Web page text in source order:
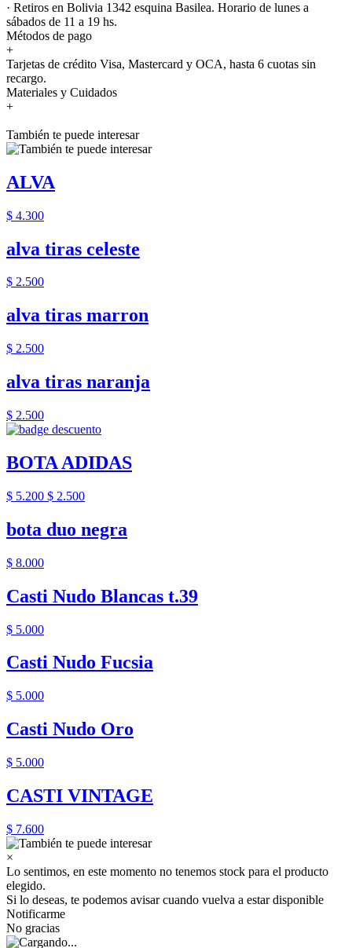
· Retiros en Bolivia 1342 esquina Basilea. Horario de lunes a
sábados de 11 a 19 hs.
Métodos de pago
+
Tarjetas de crédito Visa, Mastercard y OCA, hasta 6 cuotas sin
recargo.
Materiales y Cuidados
+
También te puede interesar
ALVA
$ 4.300
alva tiras celeste
$ 2.500
alva tiras marron
$ 2.500
alva tiras naranja
$ 2.500
BOTA ADIDAS
$ 5.200 $ 2.500
bota duo negra
$ 8.000
Casti Nudo Blancas t.39
$ 5.000
Casti Nudo Fucsia
$ 5.000
Casti Nudo Oro
$ 5.000
CASTI VINTAGE
$ 7.600
×
Lo sentimos, en este momento no tenemos stock para el producto
elegido.
Si lo deseas, te podemos avisar cuando vuelva a estar disponible
Notificarme
No gracias